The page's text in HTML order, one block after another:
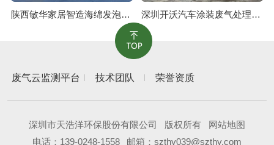
陕西敏华家居智造海绵发泡废气治理工程 深圳开沃汽车涂装废气处理工程
废气云监测平台 技术团队 荣誉资质
深圳市天浩洋环保股份有限公司 版权所有
网站地图
电话： 139-0248-1558 邮箱：szthy039@szthy.com